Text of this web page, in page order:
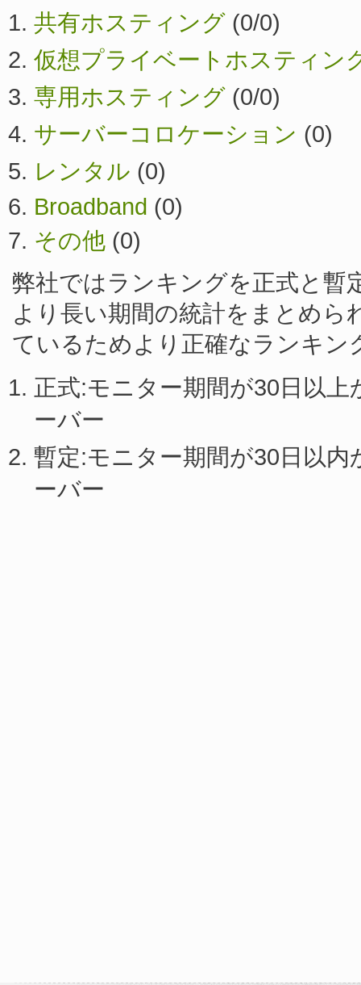
共有ホスティング (0/0)
仮想プライベートホスティン
専用ホスティング (0/0)
サーバーコロケーション (0)
レンタル (0)
Broadband (0)
その他 (0)
弊社ではランキングを正式と暫
より長い期間の統計をまとめ
ているためより正確なランキン
正式:モニター期間が30日以
ーバー
暫定:モニター期間が30日以
ーバー